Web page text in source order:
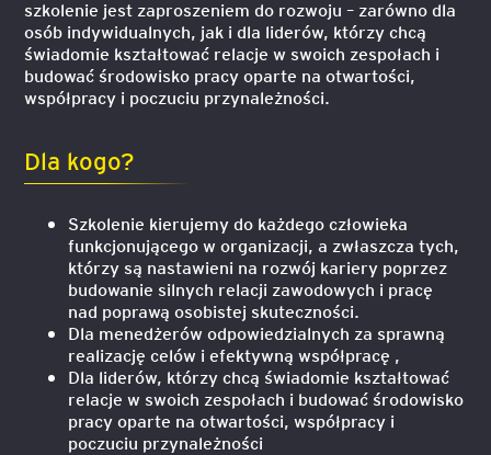
szkolenie jest zaproszeniem do rozwoju – zarówno dla
osób indywidualnych, jak i dla liderów, którzy chcą
świadomie kształtować relacje w swoich zespołach i
budować środowisko pracy oparte na otwartości,
współpracy i poczuciu przynależności.
Dla kogo?
Szkolenie kierujemy do każdego człowieka
funkcjonującego w organizacji, a zwłaszcza tych,
którzy są nastawieni na rozwój kariery poprzez
budowanie silnych relacji zawodowych i pracę
nad poprawą osobistej skuteczności.
Dla menedżerów odpowiedzialnych za sprawną
realizację celów i efektywną współpracę ,
Dla liderów, którzy chcą świadomie kształtować
relacje w swoich zespołach i budować środowisko
pracy oparte na otwartości, współpracy i
poczuciu przynależności